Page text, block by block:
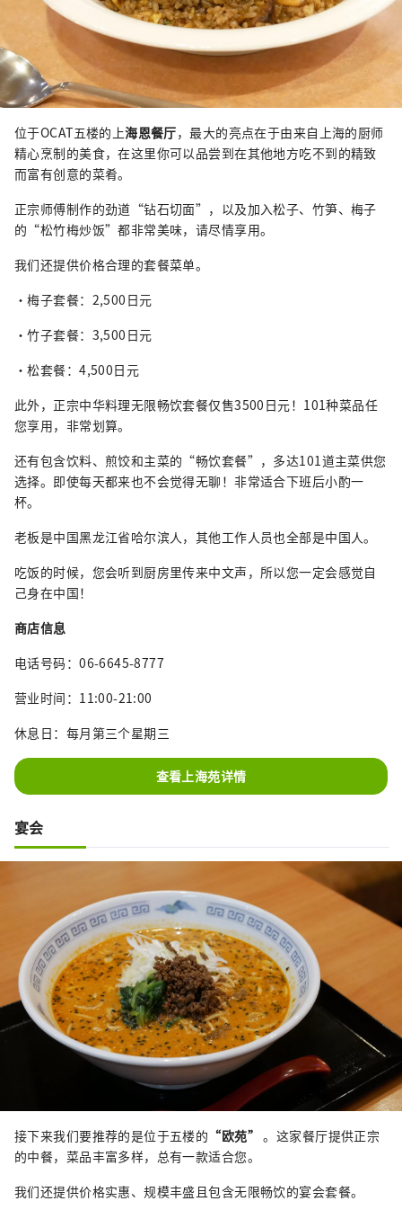
位于OCAT五楼的上海恩餐厅，最大的亮点在于由来自上海的厨师
精心烹制的美食，在这里你可以品尝到在其他地方吃不到的精致
而富有创意的菜肴。
正宗师傅制作的劲道“钻石切面”，以及加入松子、竹笋、梅子
的“松竹梅炒饭”都非常美味，请尽情享用。
我们还提供价格合理的套餐菜单。
・梅子套餐：2,500日元
・竹子套餐：3,500日元
・松套餐：4,500日元
此外，正宗中华料理无限畅饮套餐仅售3500日元！101种菜品任
您享用，非常划算。
还有包含饮料、煎饺和主菜的“畅饮套餐”，多达101道主菜供您
选择。即使每天都来也不会觉得无聊！非常适合下班后小酌一
杯。
老板是中国黑龙江省哈尔滨人，其他工作人员也全部是中国人。
吃饭的时候，您会听到厨房里传来中文声，所以您一定会感觉自
己身在中国！
商店信息
电话号码：06-6645-8777
营业时间：11:00-21:00
休息日：每月第三个星期三
查看上海苑详情
宴会
接下来我们要推荐的是位于五楼的 “欧苑” 。这家餐厅提供正宗
的中餐，菜品丰富多样，总有一款适合您。
我们还提供价格实惠、规模丰盛且包含无限畅饮的宴会套餐。